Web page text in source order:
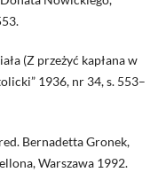
(Z przeżyć kapłana w
1936, nr 34, s. 553–
Bernadetta Gronek,
Warszawa 1992.